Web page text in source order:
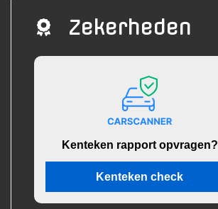
Zekerheden
Kenteken rapport opvragen?
Kenteken check